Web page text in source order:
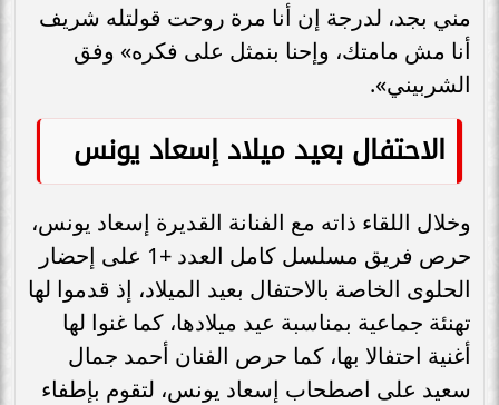
مني بجد، لدرجة إن أنا مرة روحت قولتله شريف
أنا مش مامتك، وإحنا بنمثل على فكره» وفق
الشربيني».
الاحتفال بعيد ميلاد إسعاد يونس
وخلال اللقاء ذاته مع الفنانة القديرة إسعاد يونس،
حرص فريق مسلسل كامل العدد +1 على إحضار
الحلوى الخاصة بالاحتفال بعيد الميلاد، إذ قدموا لها
تهنئة جماعية بمناسبة عيد ميلادها، كما غنوا لها
أغنية احتفالا بها، كما حرص الفنان أحمد جمال
سعيد على اصطحاب إسعاد يونس، لتقوم بإطفاء